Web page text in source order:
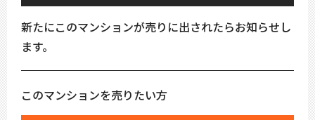
新たにこのマンションが売りに出されたらお知らせし
ます。
このマンションを売りたい方